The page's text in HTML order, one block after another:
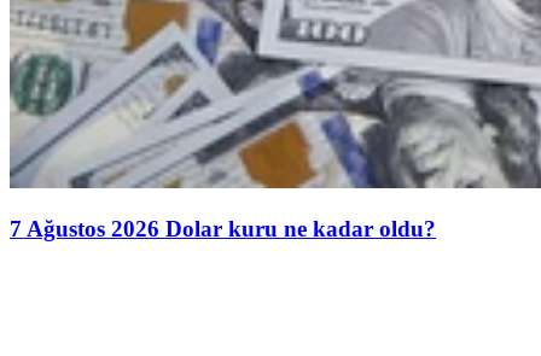
7 Ağustos 2026 Dolar kuru ne kadar oldu?